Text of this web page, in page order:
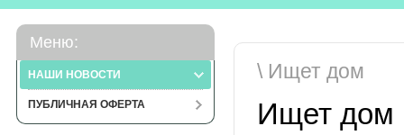
Меню:
НАШИ НОВОСТИ
ПУБЛИЧНАЯ ОФЕРТА
\ Ищет дом
Ищет дом